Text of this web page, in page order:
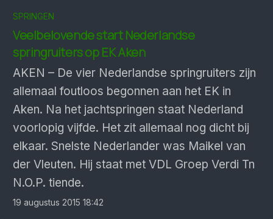
SPRINGEN
Veelbelovende start Nederlandse
springruiters op EK Aken
AKEN – De vier Nederlandse springruiters zijn
allemaal foutloos begonnen aan het EK in
Aken. Na het jachtspringen staat Nederland
voorlopig vijfde. Het zit allemaal nog dicht bij
elkaar. Snelste Nederlander was Maikel van
der Vleuten. Hij staat met VDL Groep Verdi Tn
N.O.P. tiende.
19 augustus 2015 18:42